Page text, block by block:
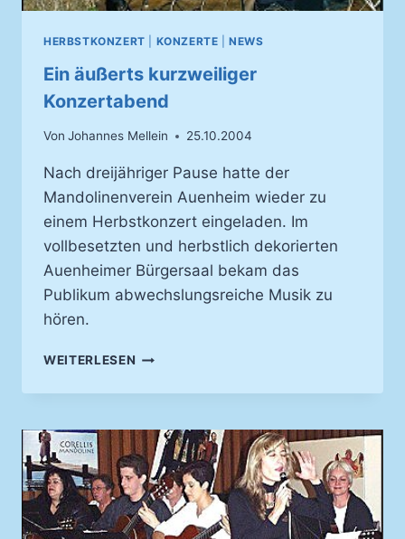
HERBSTKONZERT KONZERTE |NEWS
Ein äußerts kurzweiliger
Konzertabend
Von Johannes Mellein 25.10.2004
Nach dreijähriger Pause hatte der
Mandolinenverein Auenheim wieder zu
einem Herbstkonzert eingeladen. Im
vollbesetzten und herbstlich dekorierten
Auenheimer Bürgersaal bekam das
Publikum abwechslungsreiche Musik zu
hören.
WEITERLESEN EIN
URZWEILIGER K